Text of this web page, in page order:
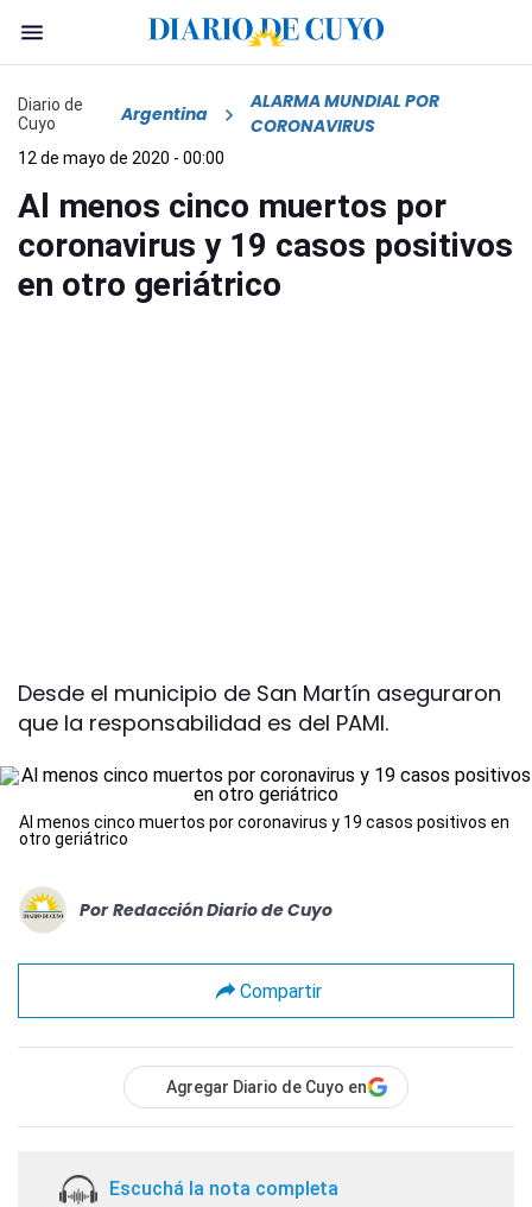
Diario de
Cuyo
Argentina
ALARMA MUNDIAL POR
CORONAVIRUS
12 de mayo de 2020 - 00:00
Al menos cinco muertos por
coronavirus y 19 casos positivos
en otro geriátrico
Desde el municipio de San Martín aseguraron
que la responsabilidad es del PAMI.
Al menos cinco muertos por coronavirus y 19 casos positivos en
otro geriátrico
Por Redacción Diario de Cuyo
Compartir
Agregar Diario de Cuyo en
Escuchá la nota completa